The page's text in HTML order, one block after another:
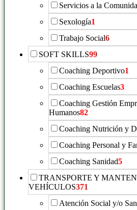
Servicios a la
Sexología1
Trabajo Social6
SOFT SKILLS99
Coaching Deportivo1
Coaching Escuelas3
Coaching Gestión
Humanos82
Coaching Nutrición y
Coaching Personal y
Coaching Sanidad5
TRANSPORTE Y
VEHÍCULOS371
Atención Social y/o